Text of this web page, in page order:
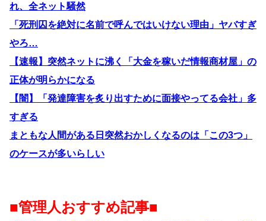
れ、全ネット騒然
「死刑囚を絶対に名前で呼んではいけない理由」ヤバすぎ
やろ…
【速報】突然ネットに沸く「大金を稼いだ情報商材屋」の
正体が明らかになる
【闇】「発達障害を炙り出すために面接やってる会社」多
すぎる
まともな人間がある日突然おかしくなるのは「この3つ」
のケースが多いらしい
■管理人おすすめ記事■